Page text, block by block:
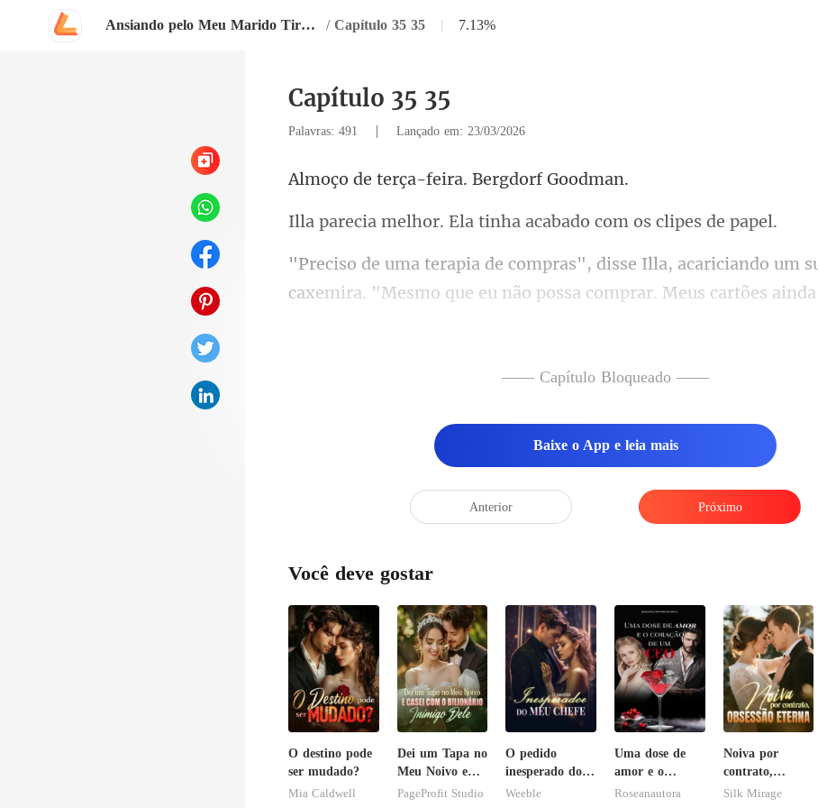
Ansiando pelo Meu Marido Tirano / Capítulo 35 35 | 7.13%
Capítulo 35 35
Palavras: 491 | Lançado em: 23/03/2026
ça-feira. Ber
Ela tinha acabado c
ariciando um
caxemira. "Mesmo que eu não
—— Capítulo Bloqueado ——
Baixe o App e leia mais
Anterior Próximo
Você deve gostar
O destino pode
ser mudado?
Mia Caldwell
Dei um Tapa no
Meu Noivo e
Casei com o
PageProfit Studio
O pedido
inesperado do
meu chefe
Weeble
Uma dose de
amor e o
coração de um
Roseanautora
Noiva por
contrato,
obsessão eterna
Silk Mirage